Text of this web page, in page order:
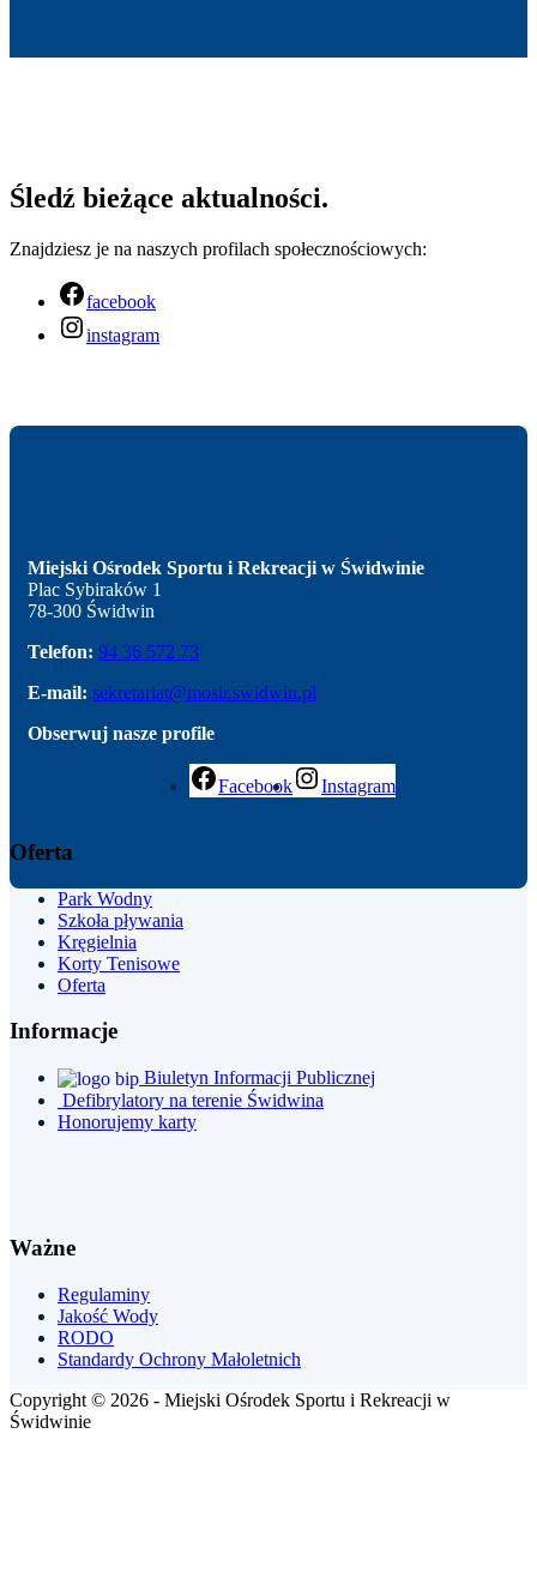
Śledź bieżące aktualności.
Znajdziesz je na naszych profilach społecznościowych:
facebook
instagram
Miejski Ośrodek Sportu i Rekreacji w Świdwinie
Plac Sybiraków 1
78-300 Świdwin
Telefon: 94 36 572 73
E-mail: sekretariat@mosir.swidwin.pl
Obserwuj nasze profile
Facebook Instagram
Oferta
Park Wodny
Szkoła pływania
Kręgielnia
Korty Tenisowe
Oferta
Informacje
Biuletyn Informacji Publicznej
Defibrylatory na terenie Świdwina
Honorujemy karty
Ważne
Regulaminy
Jakość Wody
RODO
Standardy Ochrony Małoletnich
Copyright © 2026 - Miejski Ośrodek Sportu i Rekreacji w
Świdwinie